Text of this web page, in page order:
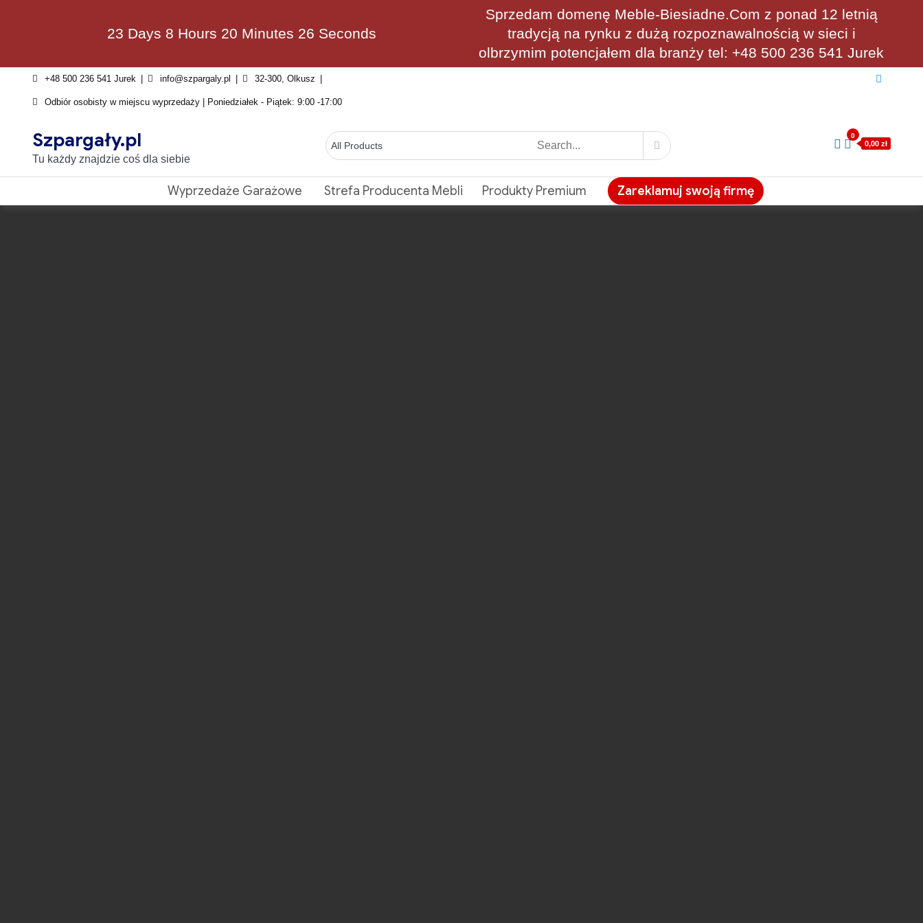
23 Days 8 Hours 20 Minutes 25 Seconds
Sprzedam domenę Meble-Biesiadne.Com z ponad 12 letnią
tradycją na rynku z dużą rozpoznawalnością w sieci i
olbrzymim potencjałem dla branży tel: +48 500 236 541 Jurek
+48 500 236 541 Jurek info@szpargaly.pl 32-300, Olkusz
Odbiór osobisty w miejscu wyprzedaży | Poniedziałek - Piątek: 9:00 -17:00
Szpargały.pl
Tu każdy znajdzie coś dla siebie
0
0,00 zł
Wyprzedaże Garażowe Strefa Producenta Mebli Produkty Premium Zareklamuj swoją firmę